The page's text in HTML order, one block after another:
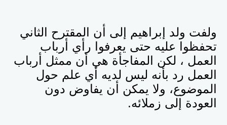
ولفت ولد إبراهيم إلى أن المقترح الثاني
تحفظوا عليه حتى يعرفوا رأي أرباب
العمل ، لكن المفاجأة هي أن ممثل أرباب
العمل رد بأنه ليس لديه أي علم حول
الموضوع، ولا يمكن أن يفاوض دون
العودة إلى زملائه.